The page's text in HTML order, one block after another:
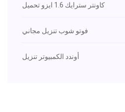
كاونتر سترايك 1.6 ايزو تحميل
فوتو شوب تنزيل مجاني
أوندد الكمبيوتر تنزيل